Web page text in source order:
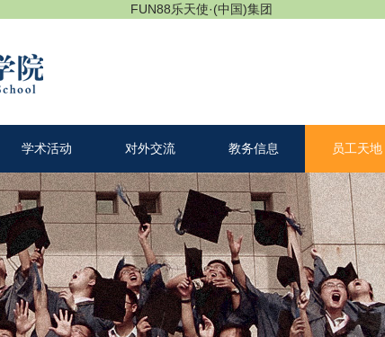
FUN88乐天使·(中国)集团
学术活动 对外交流 教务信息 员工天地